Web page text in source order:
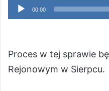
Odtwarzacz
plików
00:00
Proces w tej sprawie
Rejonowym w Sierpcu.